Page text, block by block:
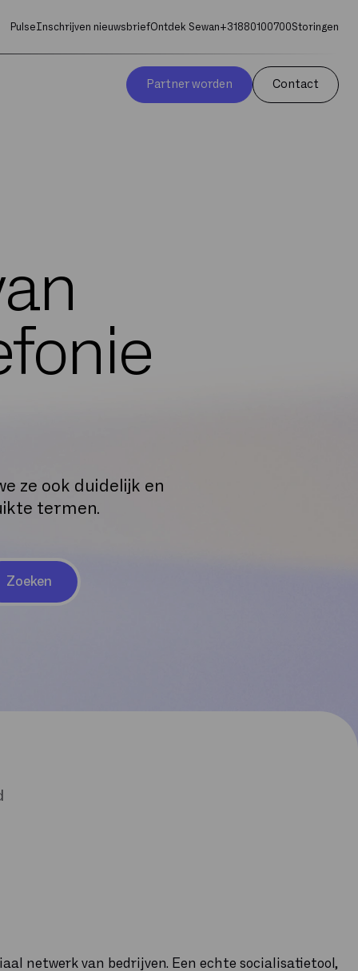
PulseInschrijven nieuwsbriefOntdek Sewan+31880100700Storingen
Partner worden Contact
ze ook duidelijk en
termen.
Zoeken
netwerk van bedrijven. Een echte socialisatietool,